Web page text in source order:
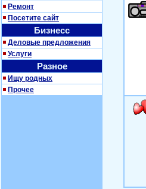
Ремонт
Посетите сайт
Бизнесс
Деловые предложения
Услуги
Разное
Ищу родных
Прочее